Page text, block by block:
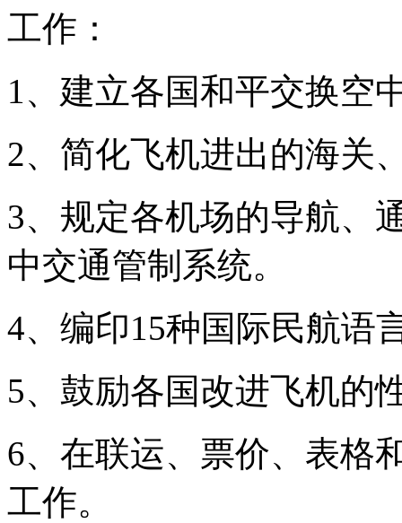
工作：
1、建立各国和平交换空
2、简化飞机进出的海关
3、规定各机场的导航、
中交通管制系统。
4、编印15种国际民航语
5、鼓励各国改进飞机的
6、在联运、票价、表格
工作。